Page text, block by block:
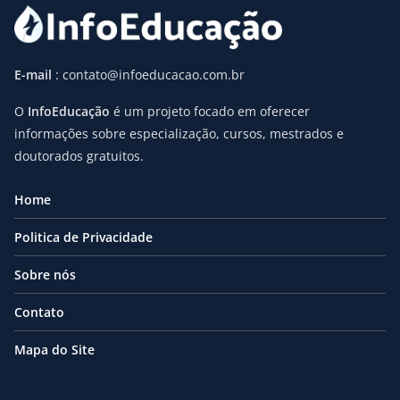
E-mail : contato@infoeducacao.com.br
O InfoEducação é um projeto focado em oferecer
informações sobre especialização, cursos, mestrados e
doutorados gratuitos.
Home
Politica de Privacidade
Sobre nós
Contato
Mapa do Site